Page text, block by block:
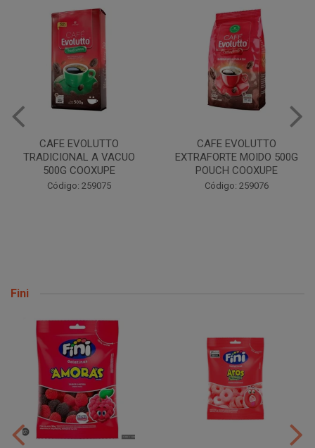
CAFE EVOLUTTO
TRADICIONAL A VACUO
500G COOXUPE
Código: 259075
CAFE EVOLUTTO
EXTRAFORTE MOIDO 500G
POUCH COOXUPE
Código: 259076
Fini